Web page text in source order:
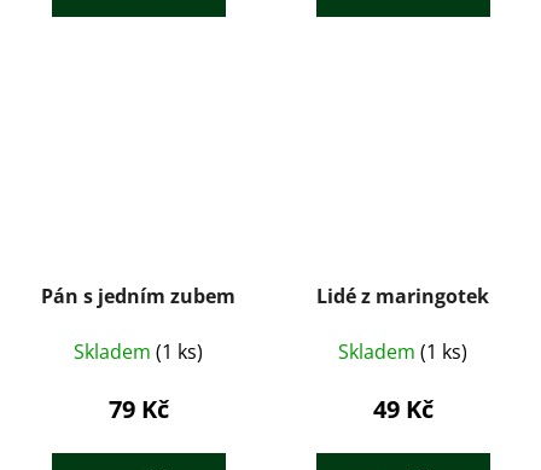
Pán s jedním zubem
Skladem (1 ks)
79 Kč
Lidé z maringotek
Skladem (1 ks)
49 Kč